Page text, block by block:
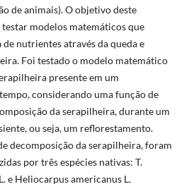
de animais). O objetivo deste
modelos matemáticos que
nutrientes através da queda e
Foi testado o modelo matemático
presente em um
considerando uma função de
da serapilheira, durante um
ou seja, um reflorestamento.
decomposição da serapilheira, foram
por três espécies nativas: T.
e Heliocarpus americanus L.